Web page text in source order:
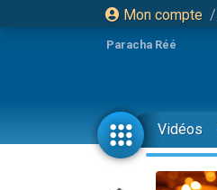
Mon compte /
Paracha Réé
Vidéos